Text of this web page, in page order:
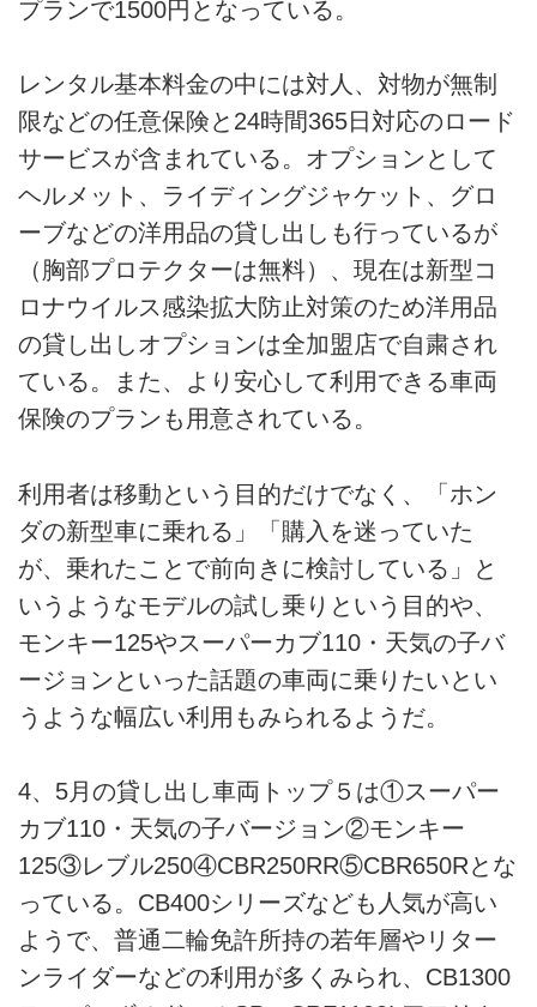
プランで1500円となっている。
レンタル基本料金の中には対人、対物が無制
限などの任意保険と24時間365日対応のロード
サービスが含まれている。オプションとして
ヘルメット、ライディングジャケット、グロ
ーブなどの洋用品の貸し出しも行っているが
（胸部プロテクターは無料）、現在は新型コ
ロナウイルス感染拡大防止対策のため洋用品
の貸し出しオプションは全加盟店で自粛され
ている。また、より安心して利用できる車両
保険のプランも用意されている。
利用者は移動という目的だけでなく、「ホン
ダの新型車に乗れる」「購入を迷っていた
が、乗れたことで前向きに検討している」と
いうようなモデルの試し乗りという目的や、
モンキー125やスーパーカブ110・天気の子バ
ージョンといった話題の車両に乗りたいとい
うような幅広い利用もみられるようだ。
4、5月の貸し出し車両トップ５は①スーパー
カブ110・天気の子バージョン②モンキー
125③レブル250④CBR250RR⑤CBR650Rとな
っている。CB400シリーズなども人気が高い
ようで、普通二輪免許所持の若年層やリター
ンライダーなどの利用が多くみられ、CB1300